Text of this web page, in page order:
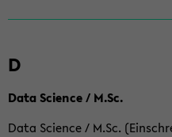
D
Data Science / M.Sc.
Data Science / M.Sc.